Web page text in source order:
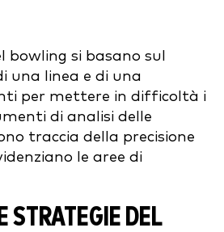
bowling si basano sul
una linea e di una
per mettere in difficoltà i
di analisi delle
traccia della precisione
le aree di
STRATEGIE DEL